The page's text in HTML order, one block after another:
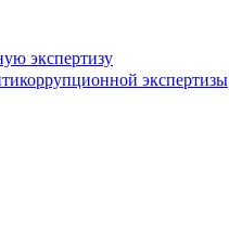
экспертизу
экспертизы